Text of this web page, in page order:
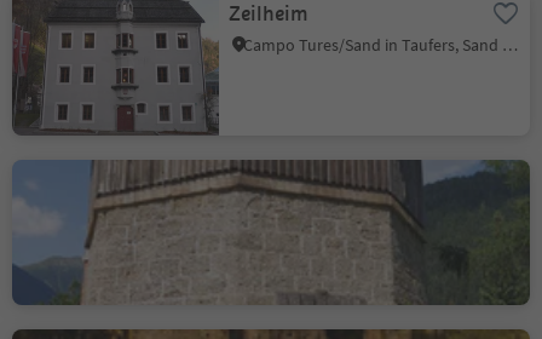
Zeilheim
Campo Tures/Sand in Taufers, Sand in Taufers/Campo Tures, Ahrntal/Valle Aurina
Former main water
station of the „Südbahn“